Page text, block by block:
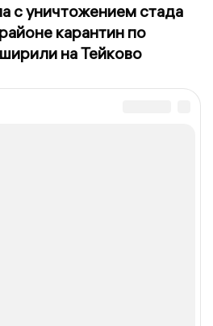
с уничтожением стада
карантин по
на Тейково